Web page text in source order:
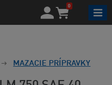
0
MAZACIE PRÍPRAVKY